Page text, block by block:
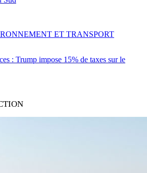
: Trump impose 15% de taxes sur le
ET TRANSPORT